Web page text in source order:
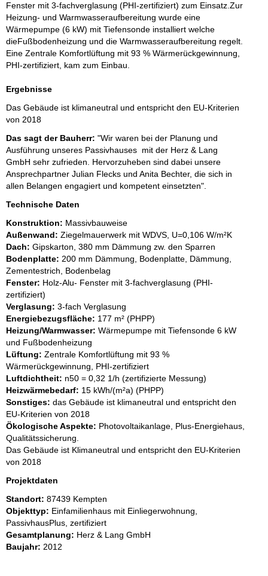
Fenster mit 3-fachverglasung (PHI-zertifiziert) zum Einsatz. Zur
Heizung- und Warmwasseraufbereitung wurde eine
Wärmepumpe (6 kW) mit Tiefensonde installiert welche
dieFußbodenheizung und die Warmwasseraufbereitung regelt.
Eine Zentrale Komfortlüftung mit 93 % Wärmerückgewinnung,
PHI-zertifiziert, kam zum Einbau.
Ergebnisse
Das Gebäude ist klimaneutral und entspricht den EU-Kriterien
von 2018
Das sagt der Bauherr: "Wir waren bei der Planung und
Ausführung unseres Passivhauses mit der Herz & Lang
GmbH sehr zufrieden. Hervorzuheben sind dabei unsere
Ansprechpartner Julian Flecks und Anita Bechter, die sich in
allen Belangen engagiert und kompetent einsetzten".
Technische Daten
Konstruktion: Massivbauweise
Außenwand: Ziegelmauerwerk mit WDVS, U=0,106 W/m²K
Dach: Gipskarton, 380 mm Dämmung zw. den Sparren
Bodenplatte: 200 mm Dämmung, Bodenplatte, Dämmung,
Zementestrich, Bodenbelag
Fenster: Holz-Alu- Fenster mit 3-fachverglasung (PHI-
zertifiziert)
Verglasung: 3-fach Verglasung
Energiebezugsfläche: 177 m² (PHPP)
Heizung/Warmwasser: Wärmepumpe mit Tiefensonde 6 kW
und Fußbodenheizung
Lüftung: Zentrale Komfortlüftung mit 93 %
Wärmerückgewinnung, PHI-zertifiziert
Luftdichtheit: n50 = 0,32 1/h (zertifizierte Messung)
Heizwärmebedarf: 15 kWh/(m²a) (PHPP)
Sonstiges: das Gebäude ist klimaneutral und entspricht den
EU-Kriterien von 2018
Ökologische Aspekte: Photovoltaikanlage, Plus-Energiehaus,
Qualitätssicherung.
Das Gebäude ist Klimaneutral und entspricht den EU-Kriterien
von 2018
Projektdaten
Standort: 87439 Kempten
Objekttyp: Einfamilienhaus mit Einliegerwohnung,
PassivhausPlus, zertifiziert
Gesamtplanung: Herz & Lang GmbH
Baujahr: 2012